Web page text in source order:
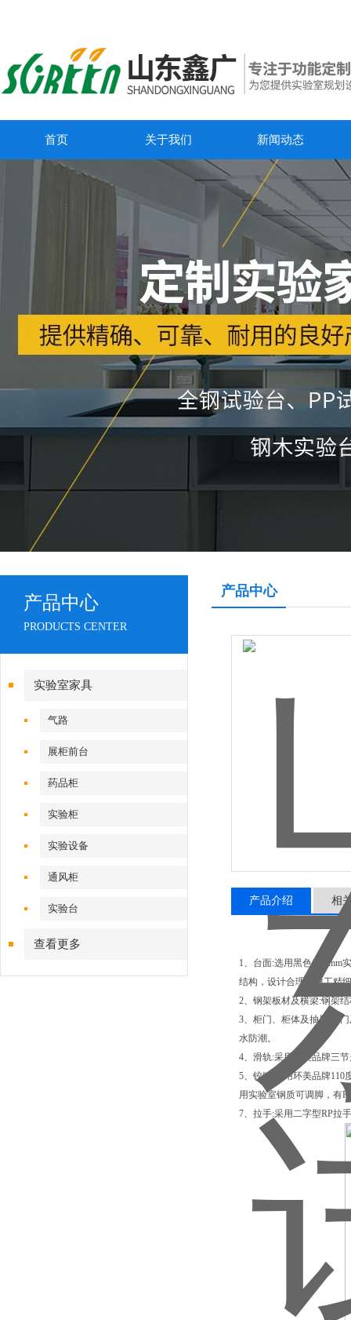
首页 关于我们 新闻动态
产品中心
PRODUCTS CENTER
实验室家具
气路
展柜前台
药品柜
实验柜
实验设备
通风柜
实验台
查看更多
产品中心
产品介绍 相
1、台面:选用黑色12.7mm
结构，设计合理，做工精
2、钢架板材及横梁:钢架
3、柜门、柜体及抽屉:柜
水防潮。
4、滑轨:采用环美品牌三
5、铰链:采用环美品牌110
用实验室钢质可调脚，有
7、拉手:采用二字型RP拉